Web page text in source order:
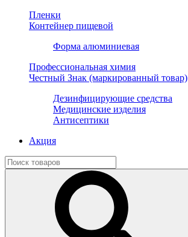
Пленки
Контейнер пищевой
Форма алюминиевая
Профессиональная химия
Честный Знак (маркированный товар)
Дезинфицирующие средства
Медицинские изделия
Антисептики
Акция